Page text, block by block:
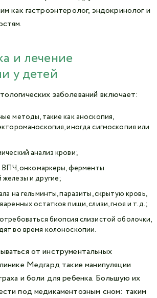
как гастроэнтеролог, эндокринолог и
и лечение
у детей
заболеваний включает:
методы, такие как аноскопия,
иногда сигмоскопия или
анализ крови;
ВПЧ, онкомаркеры, ферменты
и другие;
на гельминты, паразиты, скрытую кровь,
остатков пищи, слизи, гноя и т.д.;
биопсия слизистой оболочки,
во время колоноскопии.
от инструментальных
Медгард такие манипуляции
и боли для ребенка. Большую их
под медикаментозным сном: таким